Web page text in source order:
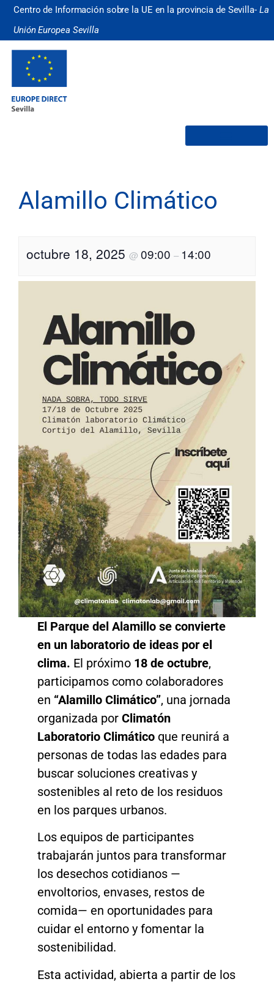
Centro de Información sobre la UE en la provincia de Sevilla- La
Unión Europea Sevilla
Alamillo Climático
octubre 18, 2025 @ 09:00 – 14:00
El Parque del Alamillo se convierte
en un laboratorio de ideas por el
clima. El próximo 18 de octubre,
participamos como colaboradores
en “Alamillo Climático”, una jornada
organizada porClimatón
Laboratorio Climático que reunirá a
personas de todas las edades para
buscar soluciones creativas y
sostenibles al reto de los residuos
en los parques urbanos.
Los equipos de participantes
trabajarán juntos para transformar
los desechos cotidianos —
envoltorios, envases, restos de
comida— en oportunidades para
cuidar el entorno y fomentar la
sostenibilidad.
Esta actividad, abierta a partir de los